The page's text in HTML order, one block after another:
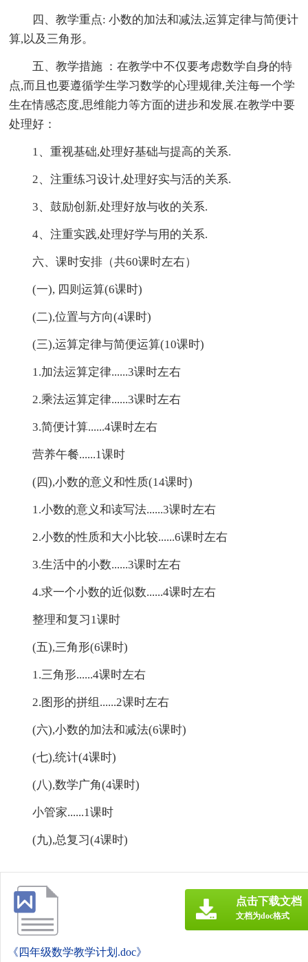
四、教学重点: 小数的加法和减法,运算定律与简便计
算,以及三角形。
五、教学措施 ：在教学中不仅要考虑数学自身的特
点,而且也要遵循学生学习数学的心理规律,关注每一个学
生在情感态度,思维能力等方面的进步和发展.在教学中要
处理好：
1、重视基础,处理好基础与提高的关系.
2、注重练习设计,处理好实与活的关系.
3、鼓励创新,处理好放与收的关系.
4、注重实践,处理好学与用的关系.
六、课时安排（共60课时左右）
(一), 四则运算(6课时)
(二),位置与方向(4课时)
(三),运算定律与简便运算(10课时)
1.加法运算定律......3课时左右
2.乘法运算定律......3课时左右
3.简便计算......4课时左右
营养午餐......1课时
(四),小数的意义和性质(14课时)
1.小数的意义和读写法......3课时左右
2.小数的性质和大小比较......6课时左右
3.生活中的小数......3课时左右
4.求一个小数的近似数......4课时左右
整理和复习1课时
(五),三角形(6课时)
1.三角形......4课时左右
2.图形的拼组......2课时左右
(六),小数的加法和减法(6课时)
(七),统计(4课时)
(八),数学广角(4课时)
小管家......1课时
(九),总复习(4课时)
《四年级数学教学计划.doc》
点击下载文档
文档为doc格式